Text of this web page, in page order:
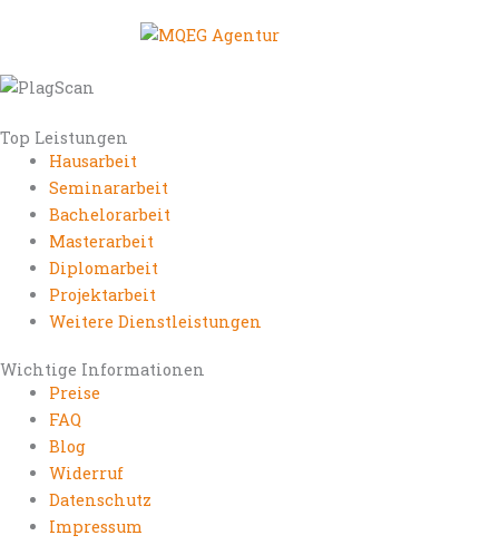
Top Leistungen
Hausarbeit
Seminararbeit
Bachelorarbeit
Masterarbeit
Diplomarbeit
Projektarbeit
Weitere Dienstleistungen
Wichtige Informationen
Preise
FAQ
Blog
Widerruf
Datenschutz
Impressum